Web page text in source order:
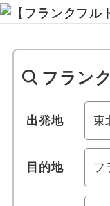
フラン
出発地
目的地
山形
関東・甲信越
ホーエン
ベルリン
フュッセ
年 月
日 月
周遊
1名参加可能
おひとり様
乗り物